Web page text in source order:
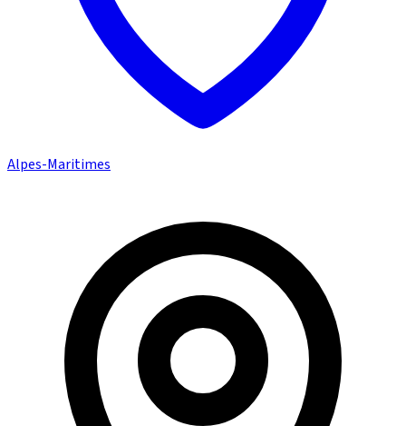
Alpes-Maritimes